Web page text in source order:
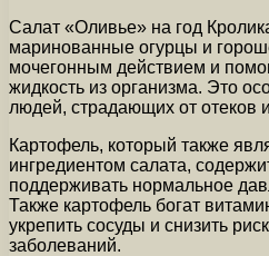
Салат «Оливье» на год
маринованные огурцы и
мочегонным действием и
жидкость из организма. Это
людей, страдающих от отеков
Картофель, который также
ингредиентом салата,
поддерживать нормальное
Также картофель богат
укрепить сосуды и снизить
заболеваний.